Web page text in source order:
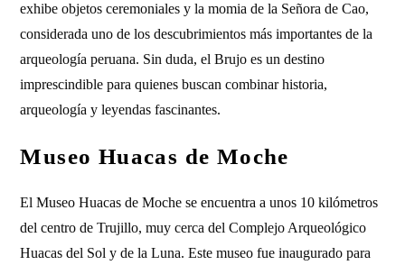
exhibe objetos ceremoniales y la momia de la Señora de Cao,
considerada uno de los descubrimientos más importantes de la
arqueología peruana. Sin duda, el Brujo es un destino
imprescindible para quienes buscan combinar historia,
arqueología y leyendas fascinantes.
Museo Huacas de Moche
El Museo Huacas de Moche se encuentra a unos 10 kilómetros
del centro de Trujillo, muy cerca del Complejo Arqueológico
Huacas del Sol y de la Luna. Este museo fue inaugurado para